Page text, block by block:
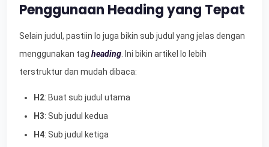
Penggunaan Heading yang Tepat
Selain judul, pastiin lo juga bikin sub judul yang jelas dengan
menggunakan tag heading. Ini bikin artikel lo lebih
terstruktur dan mudah dibaca:
H2: Buat sub judul utama
H3: Sub judul kedua
H4: Sub judul ketiga